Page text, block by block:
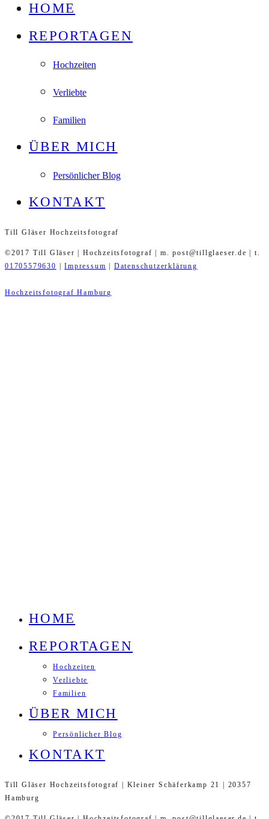
HOME
REPORTAGEN
Hochzeiten
Verliebte
Familien
ÜBER MICH
Persönlicher Blog
KONTAKT
Till Gläser Hochzeitsfotograf
©2017 Till Gläser | Hochzeitsfotograf | m. post@tillglaeser.de | t.
01705579630
|Impressum Datenschutzerklärung
Hochzeitsfotograf Hamburg
HOME
REPORTAGEN
Hochzeiten
Verliebte
Familien
ÜBER MICH
Persönlicher Blog
KONTAKT
Till Gläser Hochzeitsfotograf | Kleiner Schäferkamp 21 | 20357
Hamburg